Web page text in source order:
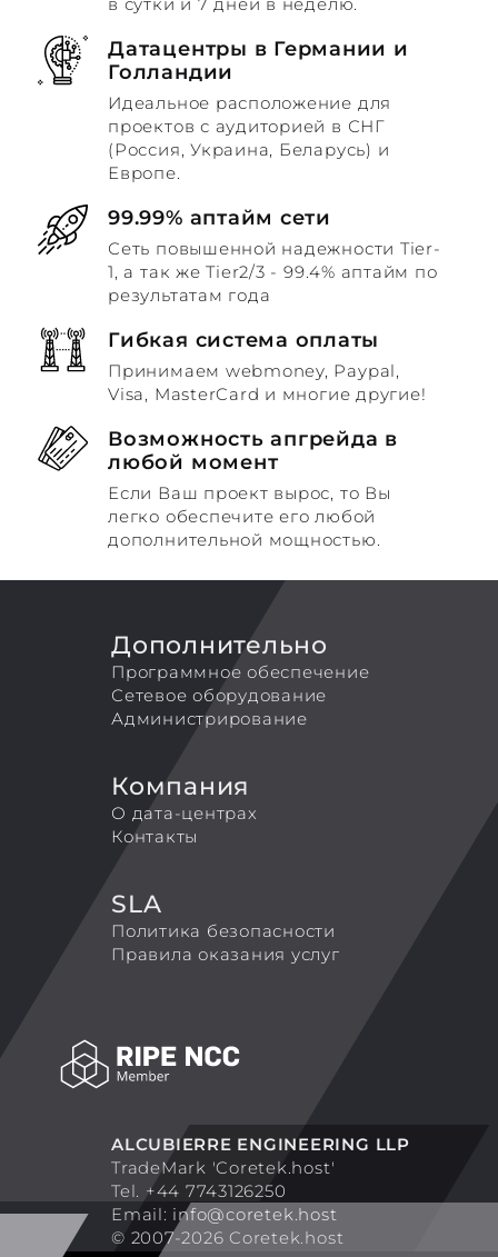
Датацентры в Германии и
Голландии
Идеальное расположение для
проектов с аудиторией в СНГ
(Россия, Украина, Беларусь) и
Европе.
99.99% аптайм сети
Сеть повышенной надежности Tier-
1, а так же Tier2/3 - 99.4% аптайм по
результатам года
Гибкая система оплаты
Принимаем webmoney, Paypal,
Visa, MasterCard и многие другие!
Возможность апгрейда в
любой момент
Если Ваш проект вырос, то Вы
легко обеспечите его любой
дополнительной мощностью.
ALCUBIERRE ENGINEERING LLP
TradeMark 'Coretek.host'
Tel. +44 7743126250
Email: info@coretek.host
© 2007-2026 Coretek.host
Дополнительно
Программное обеспечение
Сетевое оборудование
Администрирование
Компания
О дата-центрах
Контакты
SLA
Политика безопасности
Правила оказания услуг